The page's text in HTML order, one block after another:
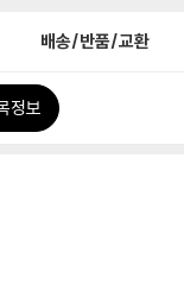
배송/반품/교환
정보